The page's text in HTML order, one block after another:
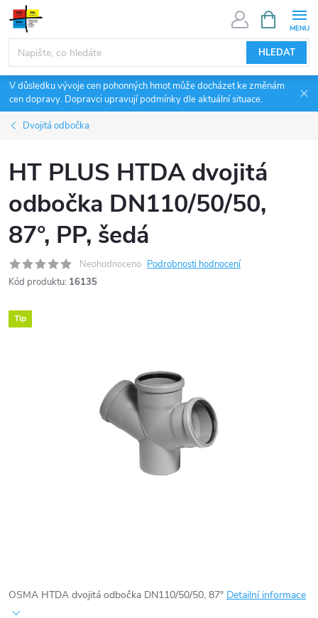
Přejít
obsah
HLEDAT
NÁKUPNÍ
KOŠÍK
V důsledku vývoje cen pohonných hmot může docházet ke změnám
cen dopravy. Dopravci upravují podmínky dle aktuální situace.
Dvojitá odbočka
HT PLUS HTDA dvojitá
odbočka DN110/50/50,
87°, PP, šedá
Neohodnoceno Podrobnosti hodnocení
Kód produktu: 16135
Tip
OSMA HTDA dvojitá odbočka DN110/50/50, 87° Detailní informace